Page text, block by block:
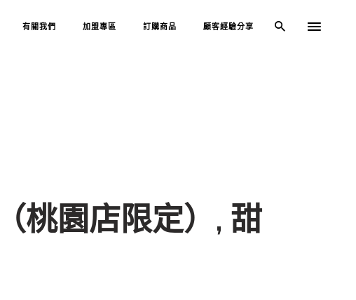
有關我們 加盟專區 訂購商品 顧客經驗分享
桃園店限定）, 甜